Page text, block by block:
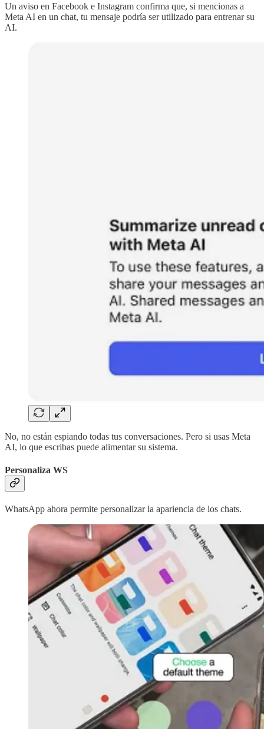
Un aviso en Facebook e Instagram confirma que, si mencionas a
Meta AI en un chat, tu mensaje podría ser utilizado para entrenar su
AI.
No, no están espiando todas tus conversaciones. Pero si usas Meta
AI, lo que escribas puede alimentar su sistema.
Personaliza WS
WhatsApp ahora permite personalizar la apariencia de los chats.